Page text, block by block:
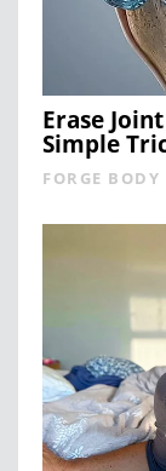
Erase
Simple
FORGE BODY